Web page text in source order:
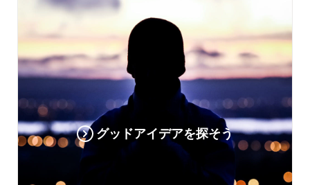
グッドアイデアを探そう